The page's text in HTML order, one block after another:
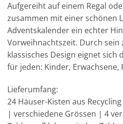
Aufgereiht auf einem Regal
zusammen mit einer schönen
Adventskalender ein echter
Vorweihnachtszeit. Durch sein
klassisches Design eignet sich
für jeden: Kinder, Erwachsene,
Lieferumfang:
24 Häuser-Kisten aus
| verschiedene Grössen | 4